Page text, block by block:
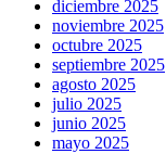
diciembre 2025
noviembre 2025
octubre 2025
septiembre 2025
agosto 2025
julio 2025
junio 2025
mayo 2025